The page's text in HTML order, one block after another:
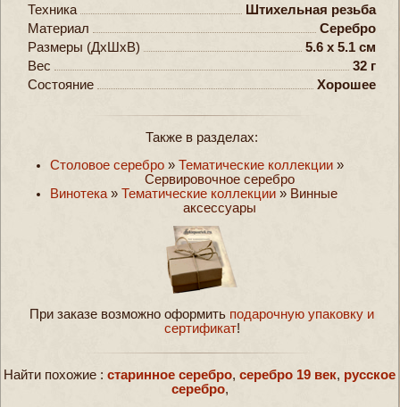
Техника
Штихельная резьба
Материал
Серебро
Размеры (ДxШxВ)
5.6 x 5.1 см
Вес
32 г
Состояние
Хорошее
Также в разделах:
Столовое серебро » Тематические коллекции »
Сервировочное серебро
Винотека » Тематические коллекции » Винные
аксессуары
При заказе возможно оформить подарочную упаковку и
сертификат!
Найти похожие : старинное серебро, серебро 19 век, русское
серебро,